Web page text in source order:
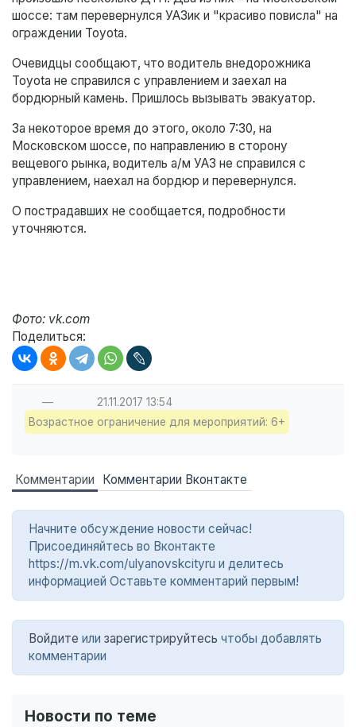
шоссе: там перевернулся УАЗик и "красиво повисла" на
ограждении Toyota.
Очевидцы сообщают, что водитель внедорожника
Toyota не справился с управлением и заехал на
бордюрный камень. Пришлось вызывать эвакуатор.
За некоторое время до этого, около 7:30, на
Московском шоссе, по направлению в сторону
вещевого рынка, водитель а/м УАЗ не справился с
управлением, наехал на бордюр и перевернулся.
О пострадавших не сообщается, подробности
уточняются.
Фото: vk.com
Поделиться:
— 21.11.2017 13:54
Возрастное ограничение для мероприятий: 6+
Комментарии Комментарии Вконтакте
Начните обсуждение новости сейчас!
Присоединяйтесь во Вконтакте
https://m.vk.com/ulyanovskcityru и делитесь
информацией Оставьте комментарий первым!
Войдите или зарегистрируйтесь чтобы добавлять
комментарии
Новости по теме